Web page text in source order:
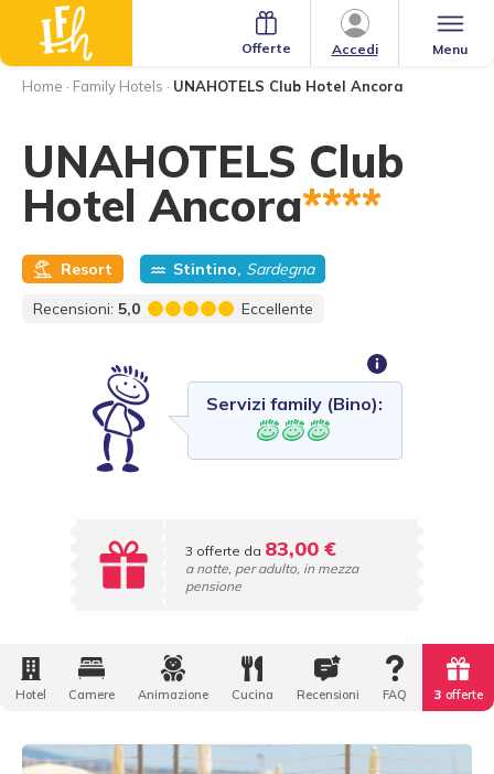
Menu
Accedi
Offerte
Home · Family Hotels · UNAHOTELS Club Hotel Ancora
UNAHOTELS Club
Hotel Ancora****
Resort Stintino, Sardegna
Recensioni: 5,0 Eccellente
Servizi family (Bino):
3 offerte da 83,00 €
a notte, per adulto, in mezza
pensione
Hotel Camere Animazione Cucina Recensioni FAQ 3 offerte